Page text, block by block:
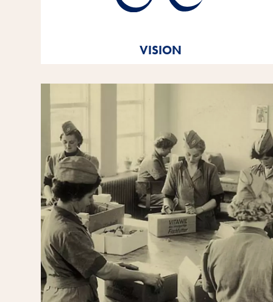
VISION
Vitakraft. Aus Liebe.